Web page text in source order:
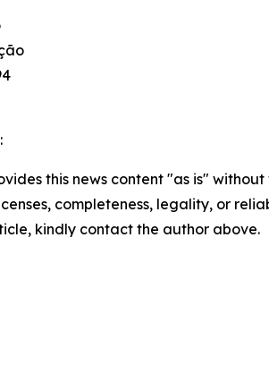
this news content "as is"
completeness, legality, or
kindly contact the author above.